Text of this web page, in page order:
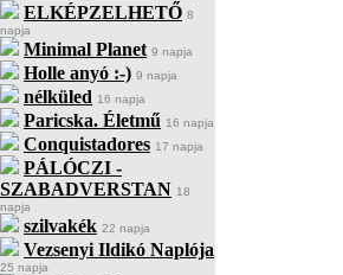
ELKÉPZELHETŐ 8
napja
Minimal Planet 9 napja
Holle anyó :-) 9 napja
nélküled 16 napja
Paricska. Életmű 16 napja
Conquistadores 17 napja
PÁLÓCZI -
SZABADVERSTAN 18
napja
szilvakék 22 napja
Vezsenyi Ildikó Naplója
25 napja